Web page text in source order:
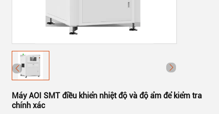
Máy AOI SMT điều khiển nhiệt độ và độ ẩm để kiểm tra
chính xác